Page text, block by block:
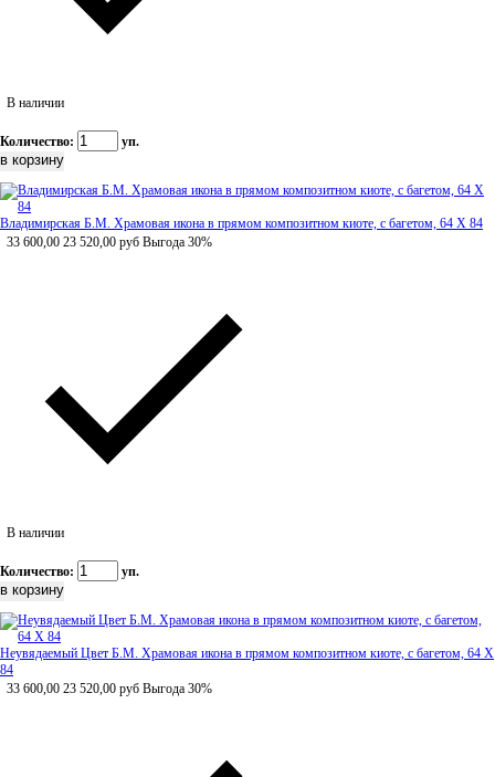
В наличии
Количество: уп.
Владимирская Б.М. Храмовая икона в прямом композитном киоте, с багетом, 64 Х 84
33 600,00 23 520,00 руб Выгода 30%
В наличии
Количество: уп.
Неувядаемый Цвет Б.М. Храмовая икона в прямом композитном киоте, с багетом, 64 Х
84
33 600,00 23 520,00 руб Выгода 30%